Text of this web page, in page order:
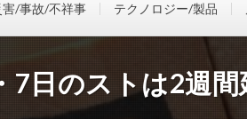
害/事故/不祥事 テクノロジー/製品
7日のストは2週間